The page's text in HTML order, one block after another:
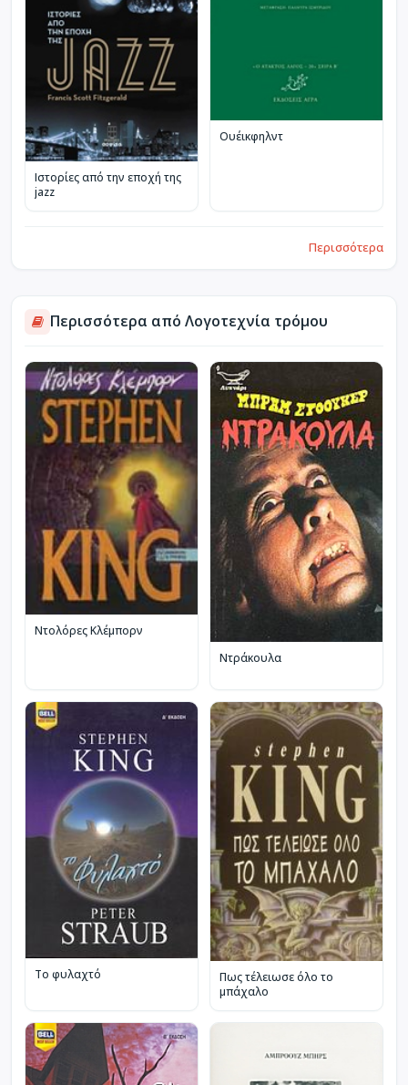
Ιστορίες από την εποχή της
jazz
Ουέικφηλντ
Περισσότερα
Περισσότερα από Λογοτεχνία τρόμου
Ντολόρες Κλέμπορν
Ντράκουλα
Το φυλαχτό
Πως τέλειωσε όλο το
μπάχαλο